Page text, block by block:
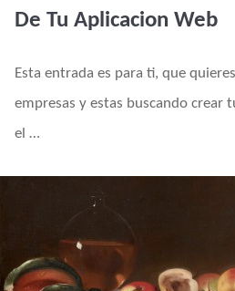
De Tu Aplicacion Web
Esta entrada es para ti, que
empresas y estas buscando crear
el …